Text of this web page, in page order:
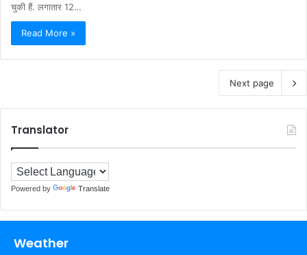
चुकी हैं. लगातार 12…
Read More »
Next page
Translator
Powered by Translate
Weather